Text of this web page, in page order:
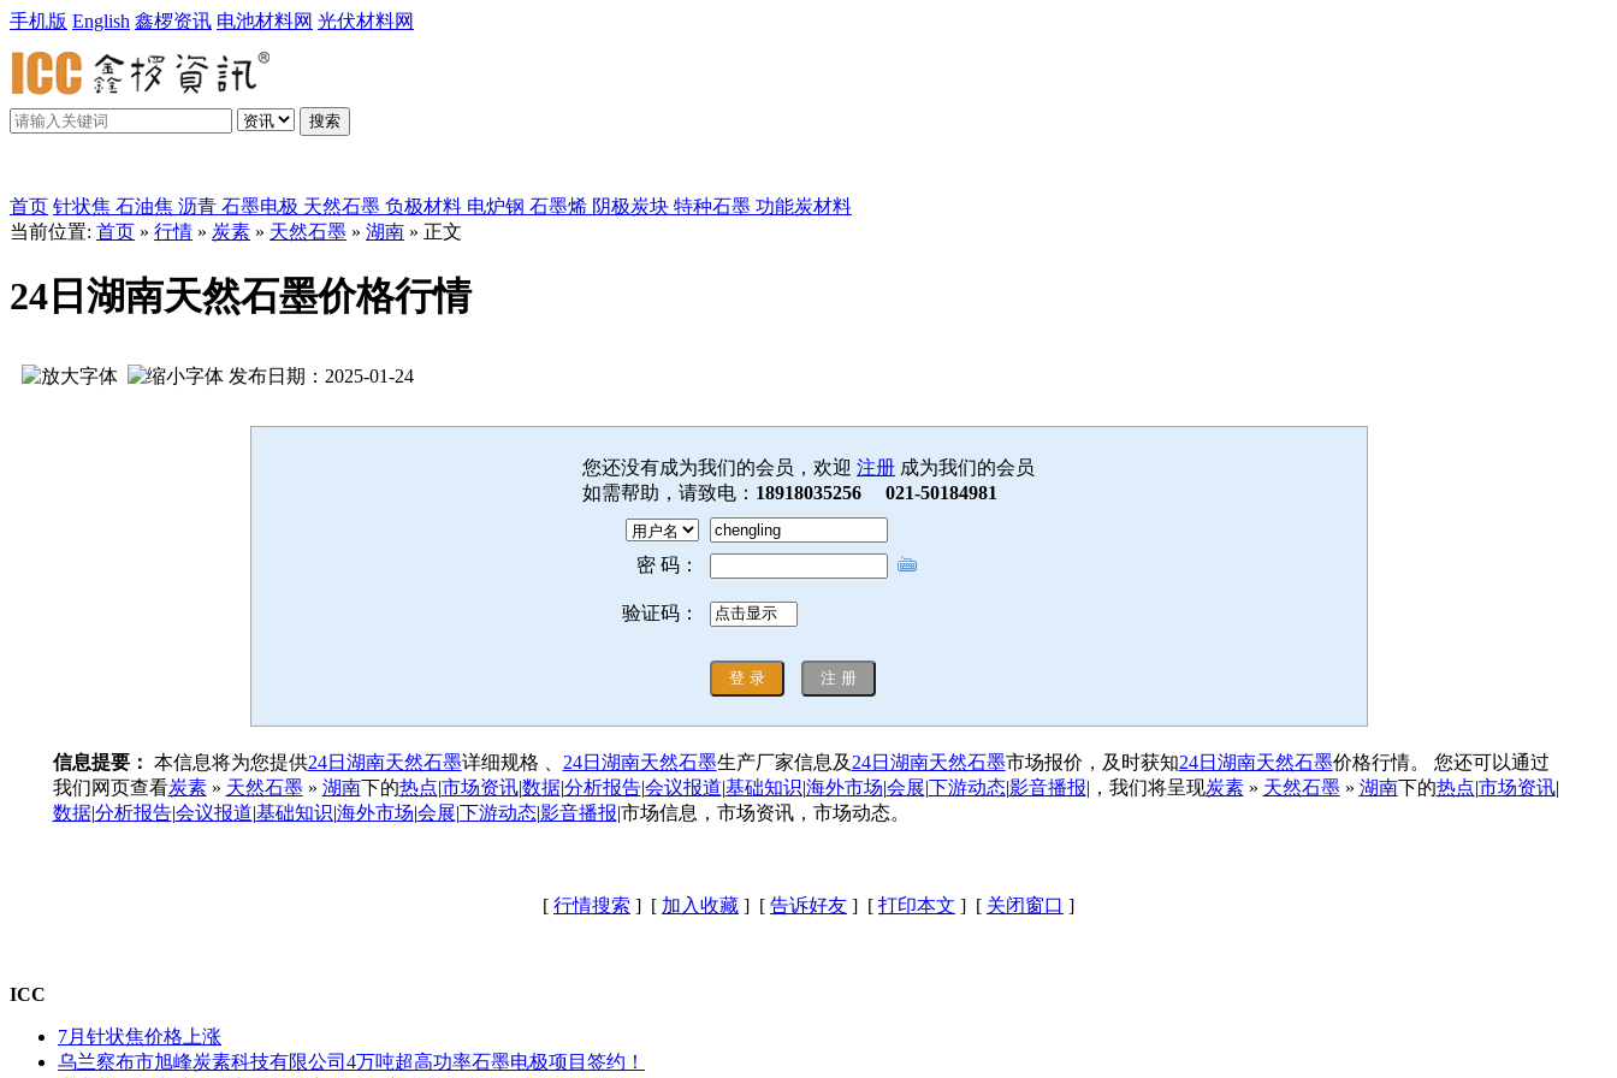
手机版 English 鑫椤资讯 电池材料网 光伏材料网
搜索
首页 针状焦 石油焦 沥青 石墨电极 天然石墨 负极材料 电炉钢 石墨烯 阴极炭块 特种石墨 功能炭材料
当前位置: 首页 » 行情 » 炭素 » 天然石墨 » 湖南 » 正文
24日湖南天然石墨价格行情
发布日期：2025-01-24
您还没有成为我们的会员，欢迎 注册 成为我们的会员
如需帮助，请致电： 18918035256 021-50184981
密 码：
验证码：
信息提要： 本信息将为您提供24日湖南天然石墨详细规格 、 24日湖南天然石墨生产厂家信息及 24日湖南天然石墨市场报价，及时获知24日湖南天然石墨价格行情。 您还可以通过
我们网页查看炭素» 天然石墨» 湖南下的热点|市场资讯|数据|分析报告|会议报道|基础知识|海外市场|会展|下游动态|影音播报|，我们将呈现炭素» 天然石墨» 湖南下的热点|市场资讯|
数据|分析报告|会议报道|基础知识|海外市场|会展|下游动态|影音播报|市场信息，市场资讯，市场动态。
[ 行情搜索 ] [ 加入收藏 ] [ 告诉好友 ] [ 打印本文 ] [ 关闭窗口 ]
ICC
7月针状焦价格上涨
乌兰察布市旭峰炭素科技有限公司4万吨超高功率石墨电极项目签约！